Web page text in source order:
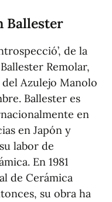
Ballester
de la
Remolar,
Azulejo Manolo
Ballester es
en
en Japón y
labor de
En 1981
de Cerámica
su obra ha